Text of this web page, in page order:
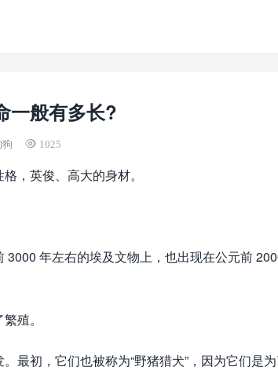
一般有多长?
狗 1025
，英俊、高大的身材。
年左右的埃及文物上，也出现在公元前
殖。
最初，它们也被称为“野猪猎犬”，因为它们是